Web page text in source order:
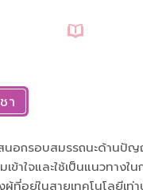
า
นอกรอบสมรรถนะด้านปั
ข้าใจและใช้เป็นแนวทางใน
ที่อยู่ในสายเทคโนโลยีเท่